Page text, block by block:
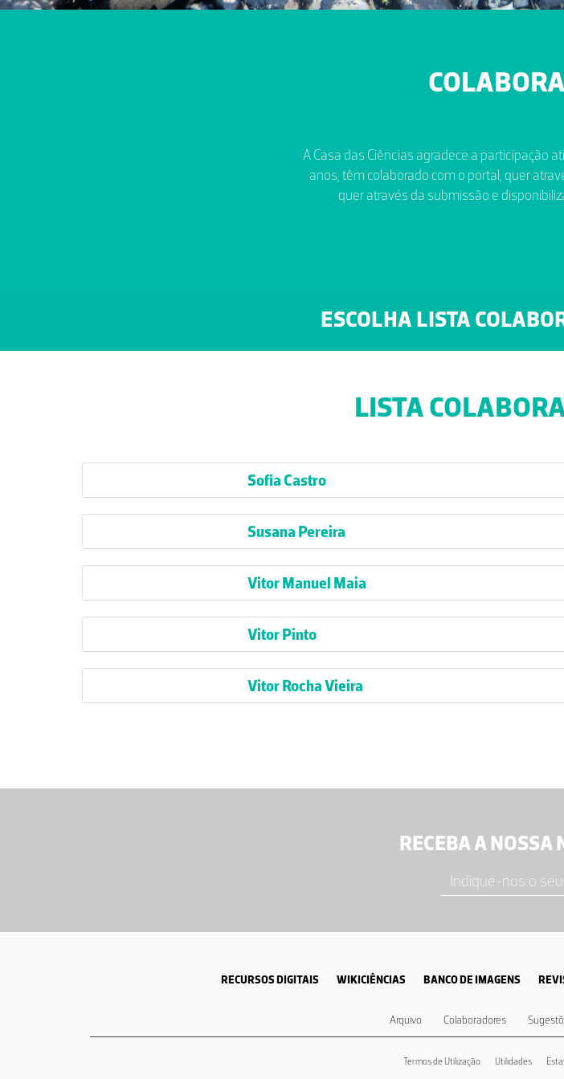
A Casa das Ciências agradece a participação
anos, têm colaborado com o portal, quer
quer através da submissão e
ESCOLHA LISTA
LISTA
Sofia Castro
Susana Pereira
Vitor Manuel Maia
Vitor Pinto
Vitor Rocha Vieira
RECEBA A NOSSA
RECURSOS DIGITAIS WIKICIÊNCIAS BANCO DE IMAGENS
Arquivo Colaboradores
Termos de Utilização Utilidades